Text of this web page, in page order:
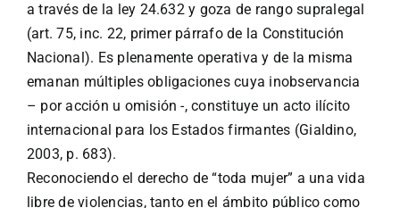
a través de la ley 24.632y goza de rango supralegal
(art. 75, inc. 22, primer párrafo de la Constitución
Nacional). Es plenamente operativa y de la misma
emanan múltiples obligaciones cuya inobservancia
– por acción u omisión -, constituye un acto ilícito
internacional para los Estados firmantes (Gialdino,
2003, p. 683).
Reconociendo el derecho de “toda mujer” a una vida
libre de violencias, tanto en el ámbito público como